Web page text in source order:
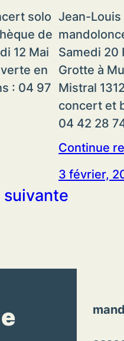
solo
de
12 Mai
en
: 04 97
Jean-Louis
Samedi 20
Grotte à
Mistral
concert et
04 42 28
Continue
3 février,
suivante